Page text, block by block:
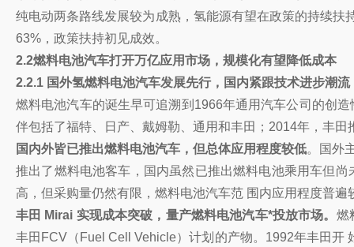
纯电动两条路线发展较为成熟，氢能源有望在政策的持续
63%，政策扶持初见成效。
2.2燃料电池汽车打开万亿应用市场，规模化有望降低成本
2.2.1 国外氢燃料电池汽车发展先行，国内紧跟技术进步潮流
燃料电池汽车的诞生早可追溯到1966年通用汽车公司的创
伴包括了福特、日产、戴姆勒、通用和丰田；2014年，丰
国内外皆已推出燃料电池汽车，但总体应用程度较低。国外
推出了燃料电池客车，国内虽然已推出燃料电池乘用车但
高，但采购量仍然有限，燃料电池汽车范 围内应用程度普遍
丰田 Mirai 实现成本突破，量产燃料电池汽车*投放市场。 燃
丰田FCV（Fuel Cell Vehicle）计划的产物。1992年丰田开